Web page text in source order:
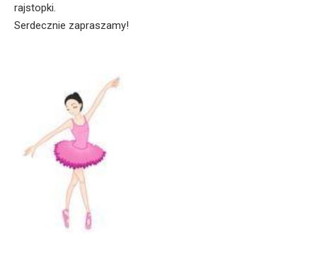
rajstopki.
Serdecznie zapraszamy!